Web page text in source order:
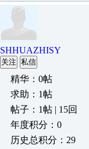
SHHUAZHISY
关注 私信
精华：0帖
求助：1帖
帖子：1帖 | 15回
年度积分：0
历史总积分：29